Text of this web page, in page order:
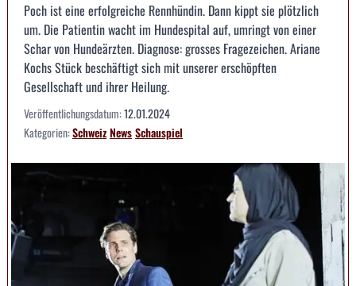
Poch ist eine erfolgreiche Rennhündin. Dann kippt sie plötzlich
um. Die Patientin wacht im Hundespital auf, umringt von einer
Schar von Hundeärzten. Diagnose: grosses Fragezeichen. Ariane
Kochs Stück beschäftigt sich mit unserer erschöpften
Gesellschaft und ihrer Heilung.
Veröffentlichungsdatum:12.01.2024
Kategorien:SchweizNewsSchauspiel